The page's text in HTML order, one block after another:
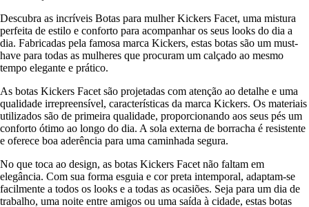
Descubra as incríveis Botas para mulher Kickers Facet, uma mistura
perfeita de estilo e conforto para acompanhar os seus looks do dia a
dia. Fabricadas pela famosa marca Kickers, estas botas são um must-
have para todas as mulheres que procuram um calçado ao mesmo
tempo elegante e prático.
As botas Kickers Facet são projetadas com atenção ao detalhe e uma
qualidade irrepreensível, características da marca Kickers. Os materiais
utilizados são de primeira qualidade, proporcionando aos seus pés um
conforto ótimo ao longo do dia. A sola externa de borracha é resistente
e oferece boa aderência para uma caminhada segura.
No que toca ao design, as botas Kickers Facet não faltam em
elegância. Com sua forma esguia e cor preta intemporal, adaptam-se
facilmente a todos os looks e a todas as ocasiões. Seja para um dia de
trabalho, uma noite entre amigos ou uma saída à cidade, estas botas